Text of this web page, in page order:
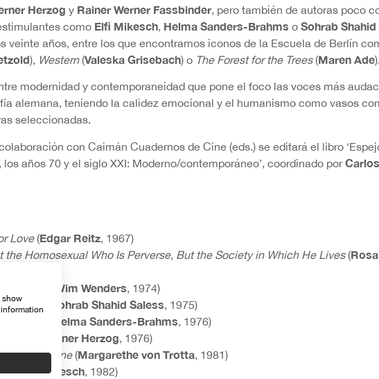
Herzog y Rainer Werner Fassbinder, pero también de autoras poco
como Elfi Mikesch, Helma Sanders-Brahms o Sohrab Shahid
veinte años, entre los que encontramos iconos de la Escuela de Berlín
), Western(Valeska Grisebach) o The Forest for the Trees(Maren Ade).
modernidad y contemporaneidad que pone el foco las voces más
alemana, teniendo la calidez emocional y el humanismo como vasos
seleccionadas.
con Caimán Cuadernos de Cine (eds.) se editará el libro
años 70 y el siglo XXI: Moderno/contemporáneo’, coordinado por
Love(Edgar Reitz, 1967)
the Homosexual Who Is Perverse, But the Society in Which He Lives(
Wim Wenders, 1974)
Sohrab Shahid Saless, 1975)
Helma Sanders-Brahms, 1976)
Werner Herzog, 1976)
and Juliane(Margarethe von Trotta, 1981)
(Elfi Mikesch, 1982)
show